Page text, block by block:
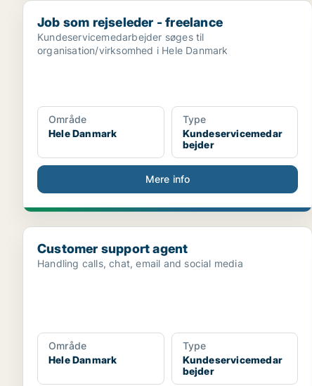
Job som rejseleder - freelance
Job som rejseleder - freelance
Kundeservicemedarbejder søges til
organisation/virksomhed i Hele Danmark
Område
Hele Danmark
Type
Kundeservicemedar
bejder
Mere info
Customer support agent
Customer support agent
Handling calls, chat, email and social media
Område
Hele Danmark
Type
Kundeservicemedar
bejder